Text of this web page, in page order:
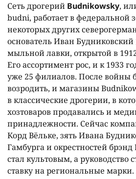
Сеть дрогерий Budnikowsky,
budni, работает в федеральной
некоторых других
основатель Иван
мыльной лавки, открытой в
Его ассортимент рос, и к 1933
уже 25 филиалов. После войны
возродить, и магазины
в классические дрогерии, в
хозтоваров продавались и
принадлежности. Сейчас
Корд Вёльке, зять Ивана
Гамбурга и окрестностей
стал культовым, а руководство
ставку на региональные марки.